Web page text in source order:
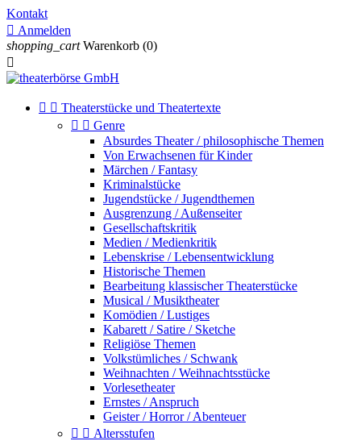
Kontakt
 Anmelden
shopping_cart Warenkorb (0)

  Theaterstücke und Theatertexte
  Genre
Absurdes Theater / philosophische Themen
Von Erwachsenen für Kinder
Märchen / Fantasy
Kriminalstücke
Jugendstücke / Jugendthemen
Ausgrenzung / Außenseiter
Gesellschaftskritik
Medien / Medienkritik
Lebenskrise / Lebensentwicklung
Historische Themen
Bearbeitung klassischer Theaterstücke
Musical / Musiktheater
Komödien / Lustiges
Kabarett / Satire / Sketche
Religiöse Themen
Volkstümliches / Schwank
Weihnachten / Weihnachtsstücke
Vorlesetheater
Ernstes / Anspruch
Geister / Horror / Abenteuer
  Altersstufen